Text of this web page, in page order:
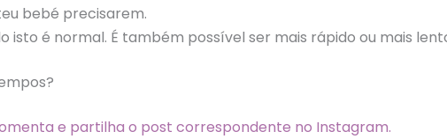
bebé precisarem.
isto é normal. É também possível ser mais rápido ou mais
e partilha o post correspondente no Instagram.